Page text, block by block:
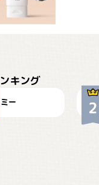
キング
ミー